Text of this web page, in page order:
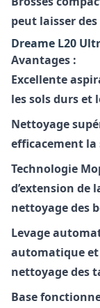
peut laisser
Dreame L20
Avantages :
Excellente
les sols durs et
Nettoyage
efficacement la
Technologie
d’extension de
nettoyage des
Levage
automatique
nettoyage des
Base